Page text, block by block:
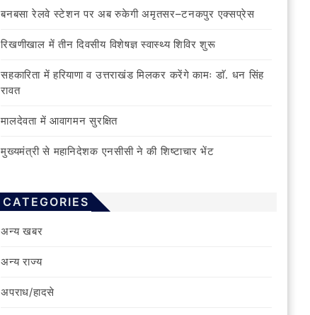
बनबसा रेलवे स्टेशन पर अब रुकेगी अमृतसर–टनकपुर एक्सप्रेस
रिखणीखाल में तीन दिवसीय विशेषज्ञ स्वास्थ्य शिविर शुरू
सहकारिता में हरियाणा व उत्तराखंड मिलकर करेंगे कामः डाॅ. धन सिंह
रावत
मालदेवता में आवागमन सुरक्षित
मुख्यमंत्री से महानिदेशक एनसीसी ने की शिष्टाचार भेंट
CATEGORIES
अन्य खबर
अन्य राज्य
अपराध/हादसे